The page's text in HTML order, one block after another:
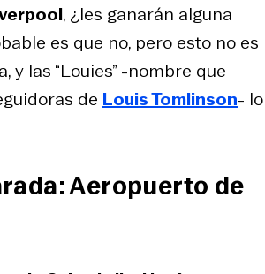
, ¿les ganarán alguna
es que no, pero esto no es
y las “Louies” -nombre que
de Louis Tomlinson- lo
Aeropuerto de